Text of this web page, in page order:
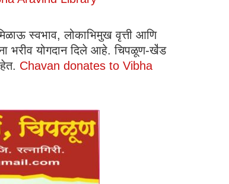
स्वभाव, लोकाभिमुख वृत्ती आणि
भरीव योगदान दिले आहे. चिपळूण-खे॑ड
Chavan donates to Vibha